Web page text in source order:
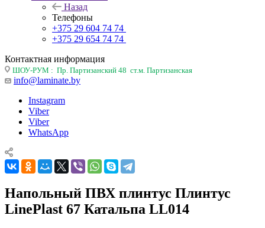
Назад
Телефоны
+375 29 604 74 74
+375 29 654 74 74
Контактная информация
ШОУ-РУМ : Пр. Партизанский 48 ст.м. Партизанская
info@laminate.by
Instagram
Viber
Viber
WhatsApp
Напольный ПВХ плинтус Плинтус
LinePlast 67 Катальпа LL014